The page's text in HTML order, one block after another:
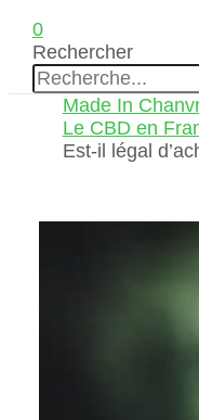
0
Rechercher
Made In
Le CBD en
Est-il légal